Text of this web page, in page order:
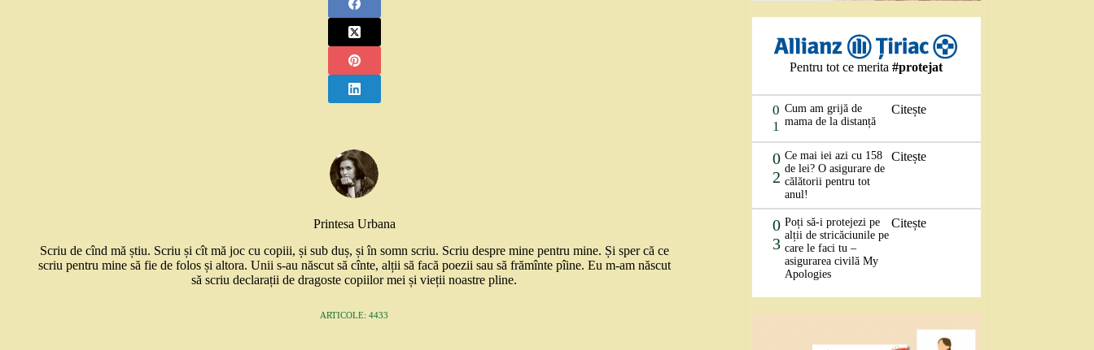
Printesa Urbana
Scriu de cînd mă știu. Scriu și cît mă joc cu copiii, și sub duș, și în somn scriu. Scriu despre mine pentru mine. Și sper că ce
scriu pentru mine să fie de folos și altora. Unii s-au născut să cînte, alții să facă poezii sau să frămînte pîine. Eu m-am născut
să scriu declarații de dragoste copiilor mei și vieții noastre pline.
ARTICOLE: 4433
Pentru tot ce merita#protejat
0
1
Cum am grijă de
mama de la distanță
Citește
0
2
Ce mai iei azi cu 158
de lei? O asigurare de
călătorii pentru tot
anul!
Citește
0
3
Poți să-i protejezi pe
alții de stricăciunile pe
care le faci tu –
asigurarea civilă My
Apologies
Citește